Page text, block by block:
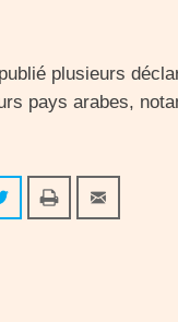
plusieurs
pays arabes,